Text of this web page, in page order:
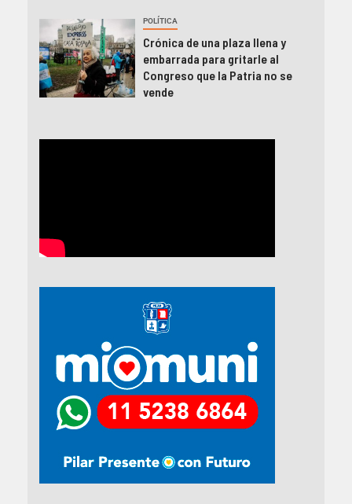
POLÍTICA
Crónica de una plaza llena y
embarrada para gritarle al
Congreso que la Patria no se
vende